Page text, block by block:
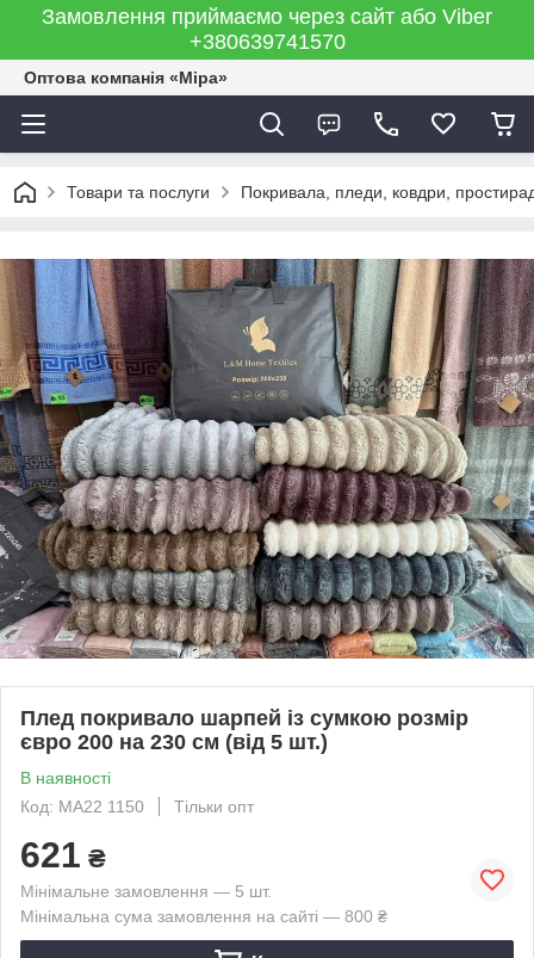
Замовлення приймаємо через сайт або Viber
+380639741570
Оптова компанія «Міра»
Товари та послуги Покривала, пледи, ковдри,
Плед покривало шарпей із сумкою розмір
євро 200 на 230 см (від 5 шт.)
В наявності
Код: MA22 1150
Тільки опт
621 ₴
Мінімальне замовлення — 5 шт.
Мінімальна сума замовлення на сайті — 800 ₴